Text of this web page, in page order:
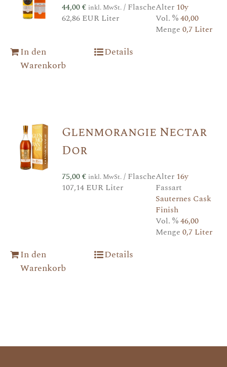
44,00€ inkl. MwSt./ Flasche
62,86 EUR Liter
Alter 10y
Vol. %40,00
Menge 0,7 Liter
In den
Warenkorb
Details
Glenmorangie Nectar
Dor
75,00€ inkl. MwSt./ Flasche
107,14 EUR Liter
Alter 16y
Fassart
Sauternes Cask
Finish
Vol. %46,00
Menge 0,7 Liter
In den
Warenkorb
Details